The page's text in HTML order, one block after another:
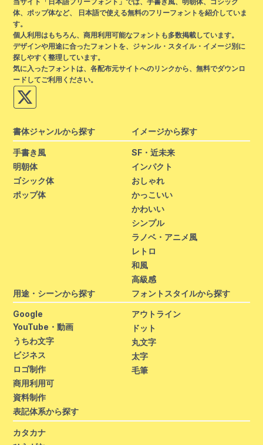
体、ポップ体など、 日本語で使える無料のフリーフォントを紹介していま
す。
個人利用はもちろん、商用利用可能なフォントも多数掲載しています。
デザインや用途に合ったフォントを、ジャンル・スタイル・イメージ別に
探しやすく整理しています。
気に入ったフォントは、各配布元サイトへのリンクから、無料でダウンロ
ードしてご利用ください。
書体ジャンルから探す
手書き風
明朝体
ゴシック体
ポップ体
イメージから探す
SF・近未来
インパクト
おしゃれ
かっこいい
かわいい
シンプル
ラノベ・アニメ風
レトロ
和風
高級感
用途・シーンから探す
Google
YouTube・動画
うちわ文字
ビジネス
ロゴ制作
商用利用可
資料制作
フォントスタイルから探す
アウトライン
ドット
丸文字
太字
毛筆
表記体系から探す
カタカナ